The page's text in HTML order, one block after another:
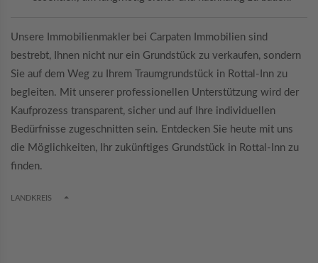
Unsere Immobilienmakler bei Carpaten Immobilien sind
bestrebt, Ihnen nicht nur ein Grundstück zu verkaufen, sondern
Sie auf dem Weg zu Ihrem Traumgrundstück in Rottal-Inn zu
begleiten. Mit unserer professionellen Unterstützung wird der
Kaufprozess transparent, sicher und auf Ihre individuellen
Bedürfnisse zugeschnitten sein. Entdecken Sie heute mit uns
die Möglichkeiten, Ihr zukünftiges Grundstück in Rottal-Inn zu
finden.
LANDKREIS TOGGLE DROPDOWN